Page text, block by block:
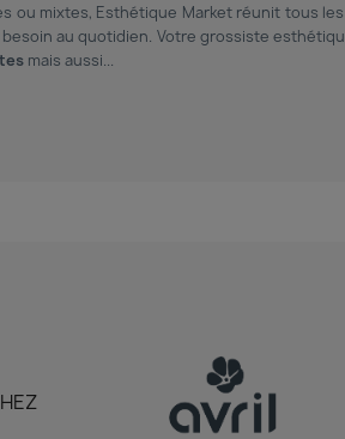
ou mixtes, Esthétique Market réunit tous
au quotidien. Votre grossiste
mais aussi...